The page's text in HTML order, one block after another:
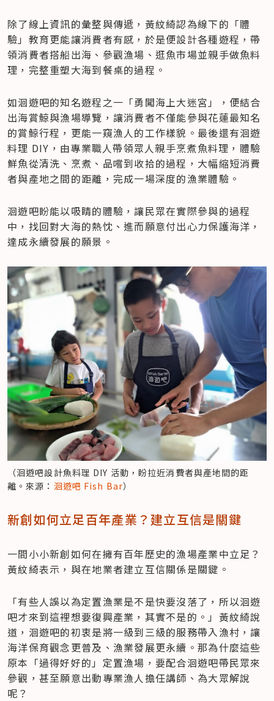
除了線上資訊的彙整與傳遞，黃紋綺認為線下的「體
驗」教育更能讓消費者有感，於是便設計各種遊程，帶
領消費者搭船出海、參觀漁場、逛魚市場並親手做魚料
理，完整重塑大海到餐桌的過程。
如洄遊吧的知名遊程之一「勇闖海上大迷宮」，便結合
出海賞鯨與漁場導覽，讓消費者不僅能參與花蓮最知名
的賞鯨行程，更能一窺漁人的工作樣貌。最後還有洄遊
料理 DIY，由專業職人帶領眾人親手烹煮魚料理，體驗
鮮魚從清洗、烹煮、品嚐到收拾的過程，大幅縮短消費
者與產地之間的距離，完成一場深度的漁業體驗。
洄遊吧盼能以吸睛的體驗，讓民眾在實際參與的過程
中，找回對大海的熱忱、進而願意付出心力保護海洋，
達成永續發展的願景。
（洄遊吧設計魚料理 DIY 活動，盼拉近消費者與產地間的距
離。來源： 洄遊吧 Fish Bar）
新創如何立足百年產業？建立互信是關鍵
一間小小新創如何在擁有百年歷史的漁場產業中立足？
黃紋綺表示，與在地業者建立互信關係是關鍵。
「有些人誤以為定置漁業是不是快要沒落了，所以洄遊
吧才來到這裡想要復興產業，其實不是的。」黃紋綺說
道，洄遊吧的初衷是將一級到三級的服務帶入漁村，讓
海洋保育觀念更普及、漁業發展更永續。那為什麼這些
原本「過得好好的」定置漁場，要配合洄遊吧帶民眾來
參觀，甚至願意出動專業漁人擔任講師、為大眾解說
呢？